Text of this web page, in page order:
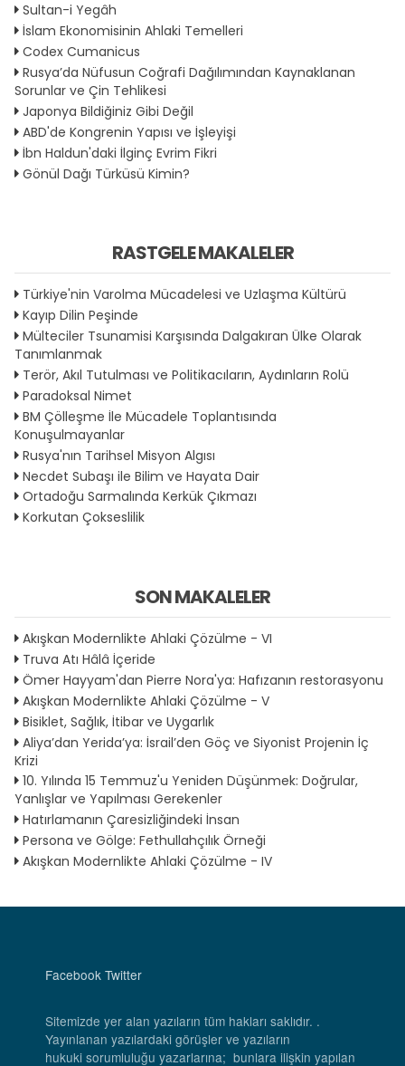
Sultan-i Yegâh
İslam Ekonomisinin Ahlaki Temelleri
Codex Cumanicus
Rusya’da Nüfusun Coğrafi Dağılımından Kaynaklanan
Sorunlar ve Çin Tehlikesi
Japonya Bildiğiniz Gibi Değil
ABD'de Kongrenin Yapısı ve İşleyişi
İbn Haldun'daki İlginç Evrim Fikri
Gönül Dağı Türküsü Kimin?
RASTGELE MAKALELER
Türkiye'nin Varolma Mücadelesi ve Uzlaşma Kültürü
Kayıp Dilin Peşinde
Mülteciler Tsunamisi Karşısında Dalgakıran Ülke Olarak
Tanımlanmak
Terör, Akıl Tutulması ve Politikacıların, Aydınların Rolü
Paradoksal Nimet
BM Çölleşme İle Mücadele Toplantısında
Konuşulmayanlar
Rusya'nın Tarihsel Misyon Algısı
Necdet Subaşı ile Bilim ve Hayata Dair
Ortadoğu Sarmalında Kerkük Çıkmazı
Korkutan Çokseslilik
SON MAKALELER
Akışkan Modernlikte Ahlaki Çözülme - VI
Truva Atı Hâlâ İçeride
Ömer Hayyam'dan Pierre Nora'ya: Hafızanın restorasyonu
Akışkan Modernlikte Ahlaki Çözülme - V
Bisiklet, Sağlık, İtibar ve Uygarlık
Aliya’dan Yerida’ya: İsrail’den Göç ve Siyonist Projenin İç
Krizi
10. Yılında 15 Temmuz'u Yeniden Düşünmek: Doğrular,
Yanlışlar ve Yapılması Gerekenler
Hatırlamanın Çaresizliğindeki İnsan
Persona ve Gölge: Fethullahçılık Örneği
Akışkan Modernlikte Ahlaki Çözülme - IV
Facebook Twitter
Sitemizde yer alan yazıların tüm hakları saklıdır. .
Yayınlanan yazılardaki görüşler ve yazıların
hukuki sorumluluğu yazarlarına; bunlara ilişkin yapılan